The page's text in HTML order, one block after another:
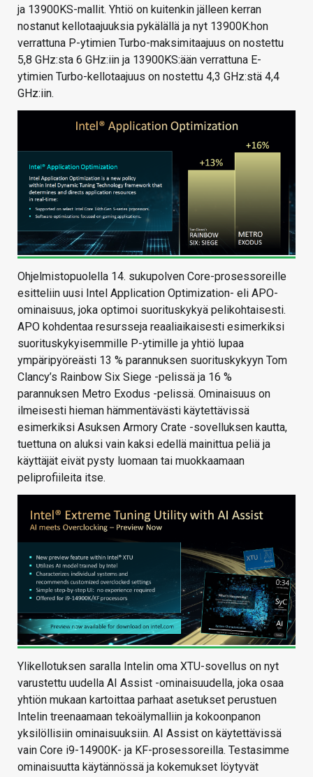
ja 13900KS-mallit. Yhtiö on kuitenkin jälleen kerran
nostanut kellotaajuuksia pykälällä ja nyt 13900K:hon
verrattuna P-ytimien Turbo-maksimitaajuus on nostettu
5,8 GHz:sta 6 GHz:iin ja 13900KS:ään verrattuna E-
ytimien Turbo-kellotaajuus on nostettu 4,3 GHz:stä 4,4
GHz:iin.
Ohjelmistopuolella 14. sukupolven Core-prosessoreille
esitteliin uusi Intel Application Optimization- eli APO-
ominaisuus, joka optimoi suorituskykyä pelikohtaisesti.
APO kohdentaa resursseja reaaliaikaisesti esimerkiksi
suorituskykyisemmille P-ytimille ja yhtiö lupaa
ympäripyöreästi 13 % parannuksen suorituskykyyn Tom
Clancy’s Rainbow Six Siege -pelissä ja 16 %
parannuksen Metro Exodus -pelissä. Ominaisuus on
ilmeisesti hieman hämmentävästi käytettävissä
esimerkiksi Asuksen Armory Crate -sovelluksen kautta,
tuettuna on aluksi vain kaksi edellä mainittua peliä ja
käyttäjät eivät pysty luomaan tai muokkaamaan
peliprofiileita itse.
Ylikellotuksen saralla Intelin oma XTU-sovellus on nyt
varustettu uudella AI Assist -ominaisuudella, joka osaa
yhtiön mukaan kartoittaa parhaat asetukset perustuen
Intelin treenaamaan tekoälymalliin ja kokoonpanon
yksilöllisiin ominaisuuksiin. AI Assist on käytettävissä
vain Core i9-14900K- ja KF-prosessoreilla. Testasimme
ominaisuutta käytännössä ja kokemukset löytyvät